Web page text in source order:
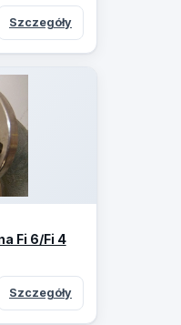
Szczegóły
Fi 6/Fi 4
Szczegóły